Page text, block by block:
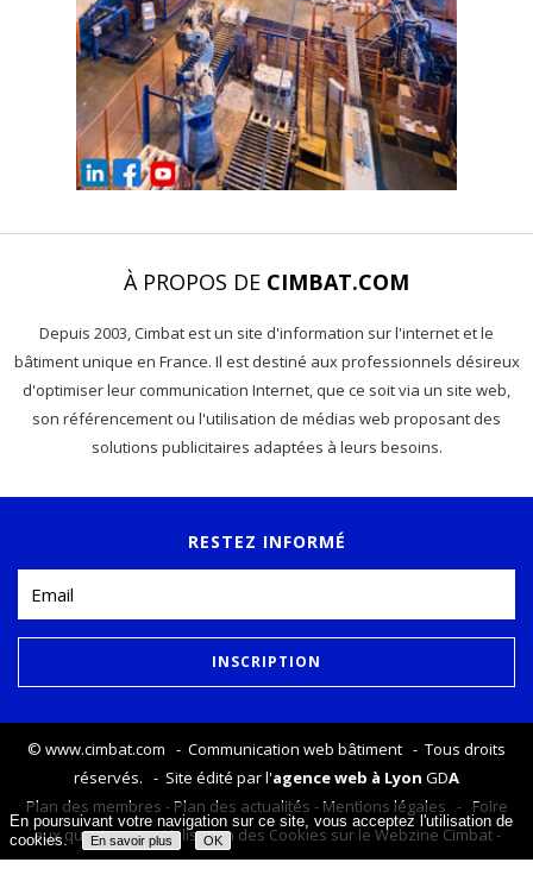
À PROPOS DE CIMBAT.COM
Depuis 2003, Cimbat est un site d'information sur l'internet et le
bâtiment unique en France. Il est destiné aux professionnels désireux
d'optimiser leur communication Internet, que ce soit via un site web,
son référencement ou l'utilisation de médias web proposant des
solutions publicitaires adaptées à leurs besoins.
RESTEZ INFORMÉ
© www.cimbat.com - Communication web bâtiment - Tous droits
réservés. - Site édité par l'agence web à Lyon GDA
Plan des membres -Plan des actualités -Mentions légales - Foire
aux questions-Utilisation des Cookies sur le Webzine Cimbat-
En poursuivant votre navigation sur ce site, vous acceptez l'utilisation de
cookies.
En savoir plus OK